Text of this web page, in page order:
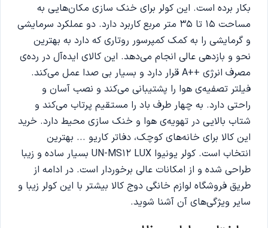
بکار برده است. این کولر برای خنک سازی مکان‌هایی به
مساحت 15 تا 35 متر مربع کاربرد دارد. دو عملکرد سرمایشی
و گرمایشی را به کمک کمپرسور روتاری که دارد به بهترین
نحو و بازدهی عالی انجام می‌دهد. این کالای ایده‌آل در رده‌ی
مصرف انرژی ++A قرار دارد و بسیار بی صدا عمل می‌کند.
فیلتر تصفیه‌ی هوا را پشتیبانی می‌کند و نصب آسان و
راحتی دارد. به چهار طرف باد را مستقیم پرتاب می‌کند و
شتاب بالایی در تهویه‌ی هوا و خنک سازی محیط دارد. خرید
این کالا برای خانه‌‌های کوچک، دفاتر کاریو ... بهترین
انتخاب است. کولر یونیوا UN-MS12 LUX بسیار ساده و زیبا
طراحی شده و از امکانات عالی برخوردار است. در ادامه از
طریق فروشگاه لوازم خانگی دوج کالا بیشتر با این کولر زیبا و
سایر ویژگی‌های آن آشنا شوید.